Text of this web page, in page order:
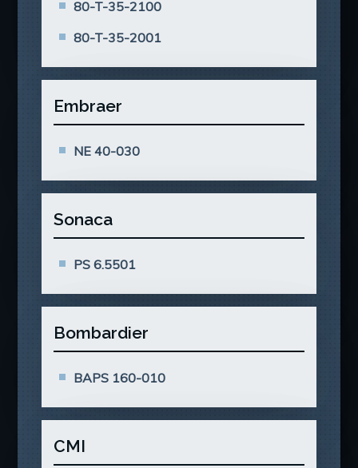
80-T-35-2100
80-T-35-2001
Embraer
NE 40-030
Sonaca
PS 6.5501
Bombardier
BAPS 160-010
CMI